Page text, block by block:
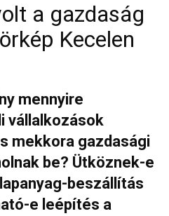
a gazdaság
Kecelen
mennyire
vállalkozások
mekkora gazdasági
be? Ütköznek-e
beszállítás
e leépítés a